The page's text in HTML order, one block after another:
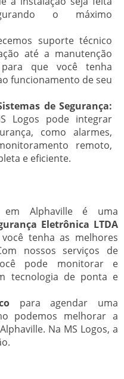
o máximo
suporte técnico
até a manutenção
que você tenha
funcionamento de seu
de Segurança:
Logos pode integrar
como alarmes,
remoto,
e eficiente.
em Alphaville é uma
Eletrônica LTDA
tenha as melhores
nossos serviços de
pode monitorar e
tecnologia de ponta e
para agendar uma
podemos melhorar a
Na MS Logos, a